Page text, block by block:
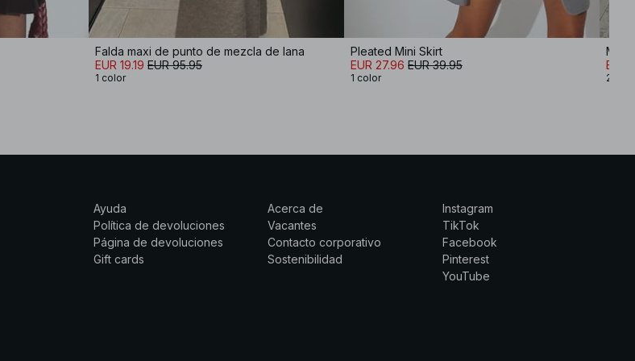
Falda maxi de punto de mezcla de lana
EUR 19.19 EUR 95.95
1 color
Pleated Mini Skirt
EUR 27.96 EUR 39.95
1 color
EUR
2
Ayuda
Política de devoluciones
Página de devoluciones
Gift cards
Acerca de
Vacantes
Contacto corporativo
Sostenibilidad
Instagram
TikTok
Facebook
Pinterest
YouTube